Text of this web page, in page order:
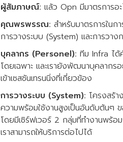
ผู้สัมภาษณ์: แล้ว Opn มีมาตรการอ
คุณพรพรรณ: สำหรับมาตรการใน
การวางระบบ (System) และการวา
บุคลากร (Personel): ทีม Infra ได้
โดยเฉพาะ และเรายังพัฒนาบุคลาก
เข้าเซสชันเทรนนิ่งที่เกี่ยวข้อง
การวางระบบ (System): โครงสร้
ความพร้อมใช้งานสูงเป็นอันดับต้นๆ
โดยมีเซิร์ฟเวอร์ 2 กลุ่มที่ทำงานพร้
เราสามารถให้บริการต่อไปได้